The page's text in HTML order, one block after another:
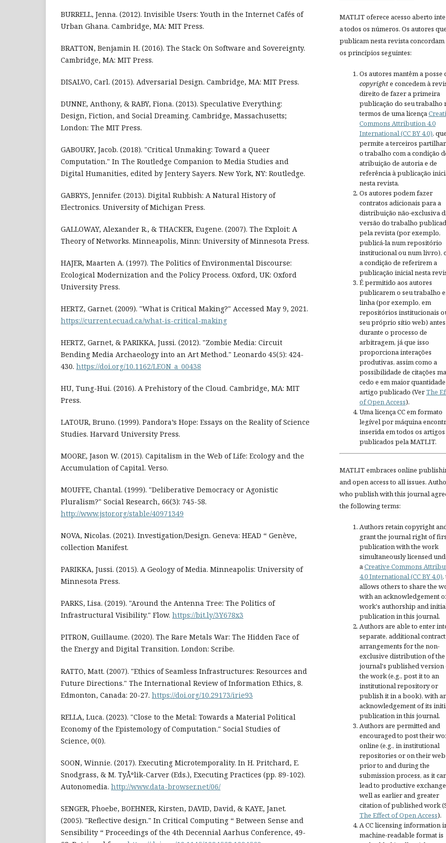
BURRELL, Jenna. (2012). Invisible Users: Youth in the Internet Cafés of
Urban Ghana. Cambridge, MA: MIT Press.
BRATTON, Benjamin H. (2016). The Stack: On Software and Sovereignty.
Cambridge, MA: MIT Press.
DISALVO, Carl. (2015). Adversarial Design. Cambridge, MA: MIT Press.
DUNNE, Anthony, & RABY, Fiona. (2013). Speculative Everything:
Design, Fiction, and Social Dreaming. Cambridge, Massachusetts;
London: The MIT Press.
GABOURY, Jacob. (2018). "Critical Unmaking: Toward a Queer
Computation." In The Routledge Companion to Media Studies and
Digital Humanities, edited by Jentery Sayers. New York, NY: Routledge.
GABRYS, Jennifer. (2013). Digital Rubbish: A Natural History of
Electronics. University of Michigan Press.
GALLOWAY, Alexander R., & THACKER, Eugene. (2007). The Exploit: A
Theory of Networks. Minneapolis, Minn: University of Minnesota Press.
HAJER, Maarten A. (1997). The Politics of Environmental Discourse:
Ecological Modernization and the Policy Process. Oxford, UK: Oxford
University Press.
HERTZ, Garnet. (2009). "What is Critical Making?" Accessed May 9, 2021.
https://current.ecuad.ca/what-is-critical-making
HERTZ, Garnet, & PARIKKA, Jussi. (2012). "Zombie Media: Circuit
Bending Media Archaeology into an Art Method." Leonardo 45(5): 424-
430. https://doi.org/10.1162/LEON_a_00438
HU, Tung-Hui. (2016). A Prehistory of the Cloud. Cambridge, MA: MIT
Press.
LATOUR, Bruno. (1999). Pandora’s Hope: Essays on the Reality of Science
Studies. Harvard University Press.
MOORE, Jason W. (2015). Capitalism in the Web of Life: Ecology and the
Accumulation of Capital. Verso.
MOUFFE, Chantal. (1999). "Deliberative Democracy or Agonistic
Pluralism?" Social Research, 66(3): 745-58.
http://www.jstor.org/stable/40971349
NOVA, Nicolas. (2021). Investigation/Design. Geneva: HEAD “ Genève,
collection Manifest.
PARIKKA, Jussi. (2015). A Geology of Media. Minneapolis: University of
Minnesota Press.
PARKS, Lisa. (2019). "Around the Antenna Tree: The Politics of
Infrastructural Visibility." Flow. https://bit.ly/3Y678x3
PITRON, Guillaume. (2020). The Rare Metals War: The Hidden Face of
the Energy and Digital Transition. London: Scribe.
RATTO, Matt. (2007). "Ethics of Seamless Infrastructures: Resources and
Future Directions." The International Review of Information Ethics, 8.
Edmonton, Canada: 20-27. https://doi.org/10.29173/irie93
RELLA, Luca. (2023). "Close to the Metal: Towards a Material Political
Economy of the Epistemology of Computation." Social Studies of
Science, 0(0).
SOON, Winnie. (2017). Executing Microtemporality. In H. Pritchard, E.
Snodgrass, & M. TyÅºlik-Carver (Eds.), Executing Practices (pp. 89-102).
Autonomedia. http://www.data-browser.net/06/
SENGER, Phoebe, BOEHNER, Kirsten, DAVID, David, & KAYE, Janet.
(2005). "Reflective design." In Critical Computing “ Between Sense and
Sensibility “ Proceedings of the 4th Decennial Aarhus Conference, 49-
MATLIT oferece acesso aberto
a todos os números. Os autores
publicam nesta revista concordam
os princípios seguintes:
Os autores mantêm a posse
copyrighte concedem à
direito de fazer a primeira
publicação do seu trabalho
termos de uma licença
Commons Attribution 4.0
International (CC BY 4.0),
permite a terceiros
o trabalho com a condição
atribuição de autoria e de
referência à publicação
nesta revista.
Os autores podem fazer
contratos adicionais para a
distribuição não-exclusiva
versão do trabalho
pela revista (por exemplo,
publicá-la num repositório
institucional ou num livro),
a condição de referirem a
publicação inicial nesta
É permitido aos autores
publicarem o seu trabalho
linha (por exemplo, em
repositórios institucionais
seu próprio sítio web)
durante o processo de
arbitragem, já que isso
proporciona interações
produtivas, assim como a
possibilidade de citações
cedo e em maior
artigo publicado (VerThe
of Open Access).
Uma licença CC em formato
legível por máquina
inserida em todos os artigos
publicados pela MATLIT.
MATLIT embraces online
and open access to all issues.
who publish with this journal
the following terms:
Authors retain copyright
grant the journal right of
publication with the work
simultaneously licensed
aCreative Commons
4.0 International (CC BY 4.0),
allows others to share the
with an acknowledgement
work's authorship and
publication in this journal.
Authors are able to enter
separate, additional
arrangements for the non-
exclusive distribution of the
journal's published version
the work (e.g., post it to an
institutional repository or
publish it in a book), with
acknowledgement of its
publication in this journal.
Authors are permitted and
encouraged to post their
online (e.g., in institutional
repositories or on their
prior to and during the
submission process, as it
lead to productive
well as earlier and greater
citation of published work
The Effect of Open Access).
A CC licensing information
machine-readable format is